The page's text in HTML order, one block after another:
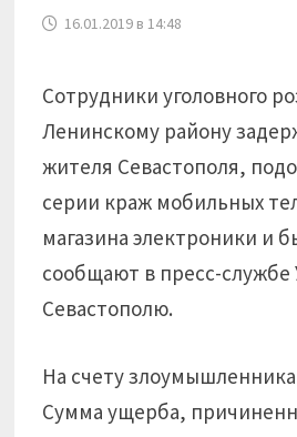
16.01.2019 в 14:48
Сотрудники уголовного
Ленинскому району
жителя Севастополя,
серии краж мобильных
магазина электроники и
сообщают в пресс-
Севастополю.
На счету
Сумма ущерба,